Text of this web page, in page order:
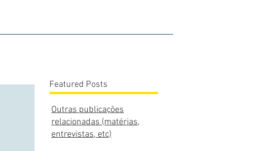
Featured Posts
Outras publicações
relacionadas (matérias,
entrevistas, etc)